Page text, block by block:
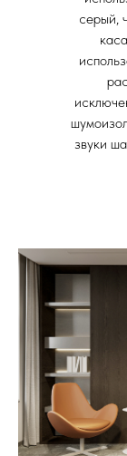
серый,
звуки